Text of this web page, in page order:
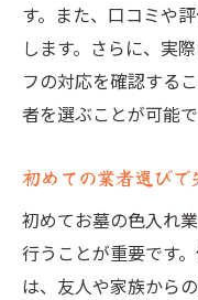
す。また、口コミや
します。さらに、実
フの対応を確認する
者を選ぶことが可能で
初めての業者選びで
初めてお墓の色入れ
行うことが重要です
は、友人や家族から